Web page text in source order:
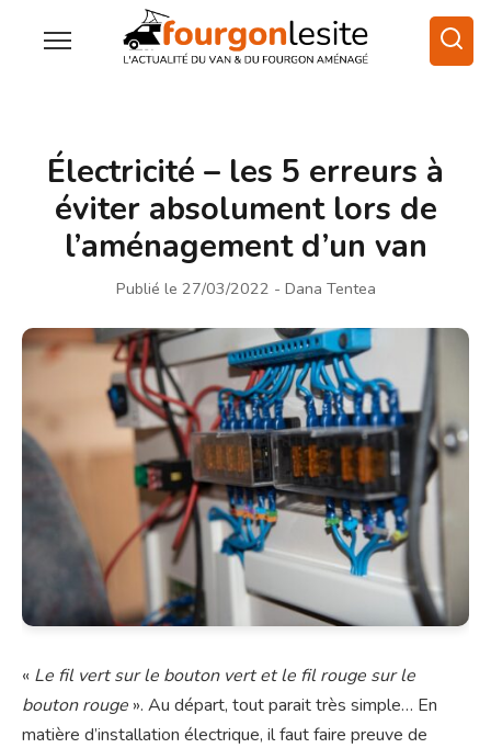
Électricité – les 5 erreurs à
éviter absolument lors de
l’aménagement d’un van
Publié le 27/03/2022 - Dana Tentea
« Le fil vert sur le bouton vert et le fil rouge sur le
bouton rouge ». Au départ, tout parait très simple… En
matière d’installation électrique, il faut faire preuve de